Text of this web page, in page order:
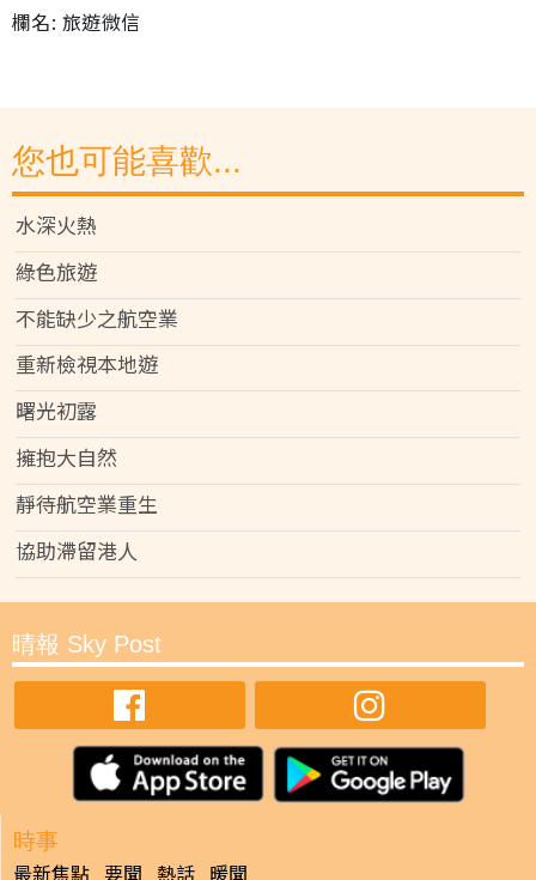
欄名: 旅遊微信
您也可能喜歡...
水深火熱
綠色旅遊
不能缺少之航空業
重新檢視本地遊
曙光初露
擁抱大自然
靜待航空業重生
協助滯留港人
晴報 Sky Post
時事
最新焦點 要聞 熱話 暖聞